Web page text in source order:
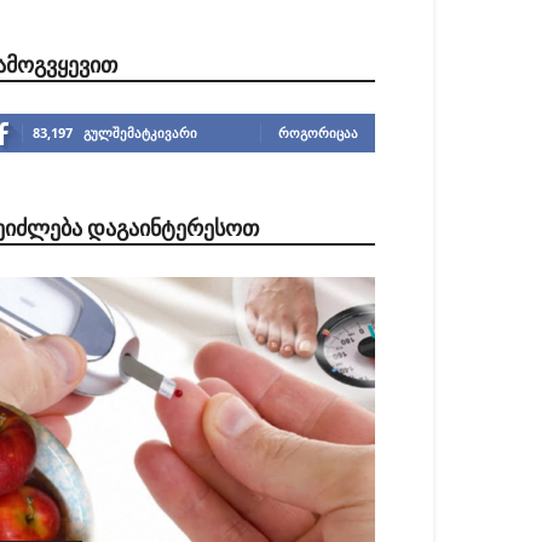
83,197 გულშემატკივარი ᲠᲝᲒᲝᲠᲘᲪᲐᲐ
ᲓᲐᲒᲐᲘᲜᲢᲔᲠᲔᲡᲝᲗ